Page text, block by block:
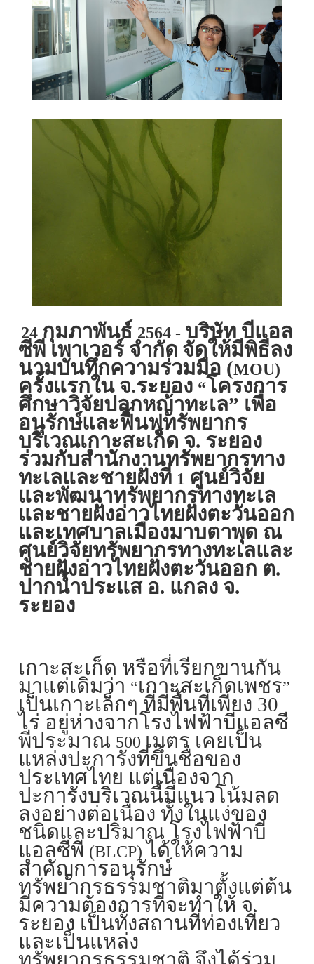
24 กุมภาพันธ์ 2564 - บริษัท บีแอล
ซีพี เพาเวอร์ จำกัด จัดให้มีพิธีลง
นามบันทึกความร่วมมือ (MOU)
ครั้งแรกใน จ.ระยอง “โครงการ
ศึกษาวิจัยปลูกหญ้าทะเล” เพื่อ
อนุรักษ์และฟื้นฟูทรัพยากร
บริเวณเกาะสะเก็ด จ. ระยอง
ร่วมกับสำนักงานทรัพยากรทาง
ทะเลและชายฝั่งที่ 1 ศูนย์วิจัย
และพัฒนาทรัพยากรทางทะเล
และชายฝั่งอ่าวไทยฝั่งตะวันออก
และเทศบาลเมืองมาบตาพุด ณ
ศูนย์วิจัยทรัพยากรทางทะเลและ
ชายฝั่งอ่าวไทยฝั่งตะวันออก ต.
ปากน้ำประแส อ. แกลง จ.
ระยอง
เกาะสะเก็ด หรือที่เรียกขานกัน
มาแต่เดิมว่า “เกาะสะเก็ดเพชร”
เป็นเกาะเล็กๆ ที่มีพื้นที่เพียง 30
ไร่ อยู่ห่างจากโรงไฟฟ้าบีแอลซี
พีประมาณ 500 เมตร เคยเป็น
แหล่งปะการังที่ขึ้นชื่อของ
ประเทศไทย แต่เนื่องจาก
ปะการังบริเวณนี้มีแนวโน้มลด
ลงอย่างต่อเนื่อง ทั้งในแง่ของ
ชนิดและปริมาณ โรงไฟฟ้าบี
แอลซีพี (BLCP) ได้ให้ความ
สำคัญการอนุรักษ์
ทรัพยากรธรรมชาติมาตั้งแต่ต้น
มีความต้องการที่จะทำให้ จ.
ระยอง เป็นทั้งสถานที่ท่องเที่ยว
และเป็นแหล่ง